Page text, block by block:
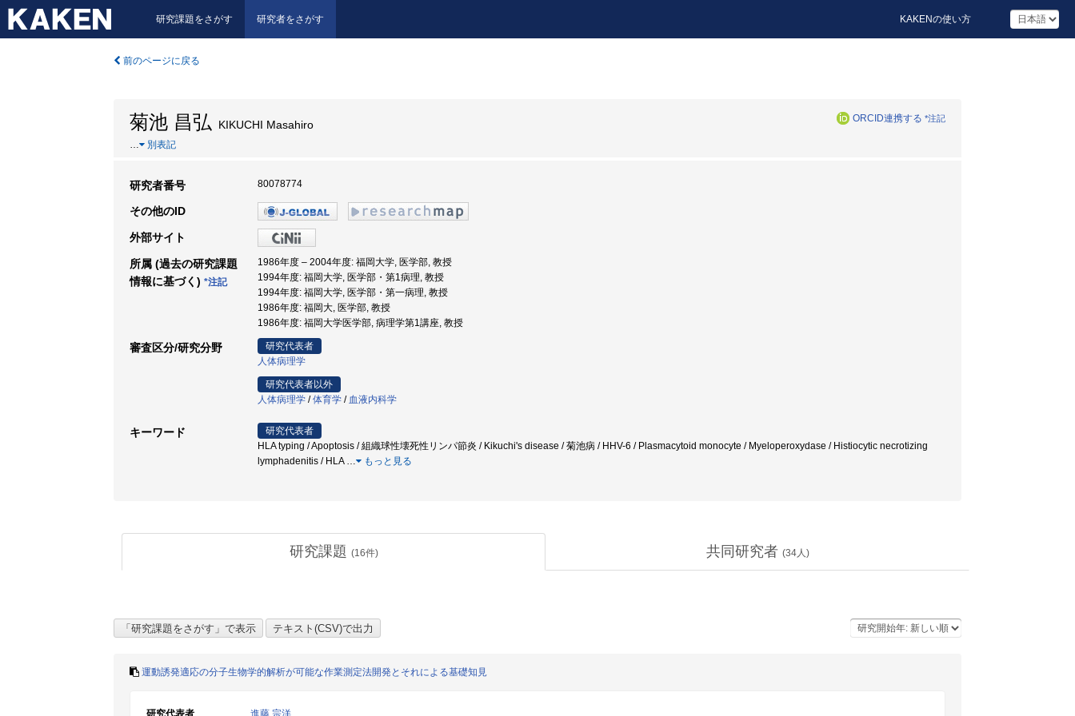
研究課題をさがす 研究者をさがす KAKENの使い方
前のページに戻る
菊池 昌弘 KIKUCHI Masahiro ORCID連携する *注記
… 別表記
研究者番号 80078774
その他のID
外部サイト
所属 (過去の研究課題
情報に基づく) *注記
1986年度 – 2004年度: 福岡大学, 医学部, 教授
1994年度: 福岡大学, 医学部・第1病理, 教授
1994年度: 福岡大学, 医学部・第一病理, 教授
1986年度: 福岡大, 医学部, 教授
1986年度: 福岡大学医学部, 病理学第1講座, 教授
審査区分/研究分野
研究代表者
人体病理学
研究代表者以外
人体病理学 /体育学 / 血液内科学
キーワード
研究代表者
HLA typing / Apoptosis / 組織球性壊死性リンパ節炎 / Kikuchi's disease / 菊池病 / HHV-6 / Plasmacytoid monocyte / Myeloperoxydase / Histiocytic necrotizing
lymphadenitis / HLA … もっと見る
研究課題 (16件) 共同研究者 (34人)
運動誘発適応の分子生物学的解析が可能な作業測定法開発とそれによる基礎知見
研究代表者
進藤 宗洋